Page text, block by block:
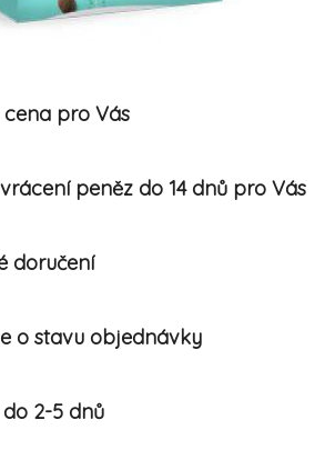
pro Vás
peněz do 14 dnů pro Vás
doručení
o stavu objednávky
2-5 dnů